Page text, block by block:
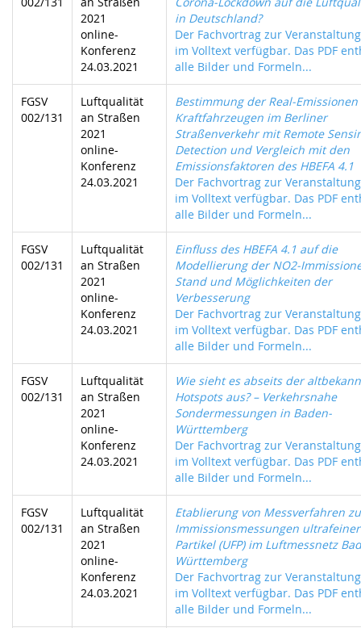
2021
online-
Konferenz
24.03.2021
in Deutschland?
Der Fachvortrag zur
im Volltext verfügbar. Das PDF
alle Bilder und Formeln...
FGSV
002/131
Luftqualität
an Straßen
2021
online-
Konferenz
24.03.2021
Bestimmung der Real-Emissionen
Kraftfahrzeugen im Berliner
Straßenverkehr mit Remote
Detection und Vergleich mit den
Emissionsfaktoren des HBEFA 4.1
Der Fachvortrag zur
im Volltext verfügbar. Das PDF
alle Bilder und Formeln...
FGSV
002/131
Luftqualität
an Straßen
2021
online-
Konferenz
24.03.2021
Einfluss des HBEFA 4.1 auf die
Modellierung der NO2-
Stand und Möglichkeiten der
Verbesserung
Der Fachvortrag zur
im Volltext verfügbar. Das PDF
alle Bilder und Formeln...
FGSV
002/131
Luftqualität
an Straßen
2021
online-
Konferenz
24.03.2021
Wie sieht es abseits der
Hotspots aus? – Verkehrsnahe
Sondermessungen in Baden-
Württemberg
Der Fachvortrag zur
im Volltext verfügbar. Das PDF
alle Bilder und Formeln...
FGSV
002/131
Luftqualität
an Straßen
2021
online-
Konferenz
24.03.2021
Etablierung von Messverfahren zu
Immissionsmessungen ultrafeiner
Partikel (UFP) im Luftmessnetz
Württemberg
Der Fachvortrag zur
im Volltext verfügbar. Das PDF
alle Bilder und Formeln...